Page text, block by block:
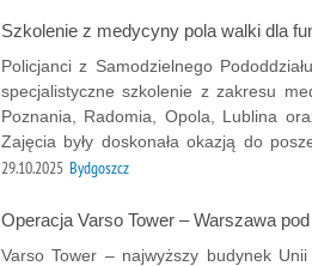
Szkolenie z medycyny pola walki dla
Policjanci z Samodzielnego
specjalistyczne szkolenie z zakresu
Poznania, Radomia, Opola, Lublina
Zajęcia były doskonała okazją do
29.10.2025 Bydgoszcz
Operacja Varso Tower – Warszawa
Varso Tower – najwyższy budynek